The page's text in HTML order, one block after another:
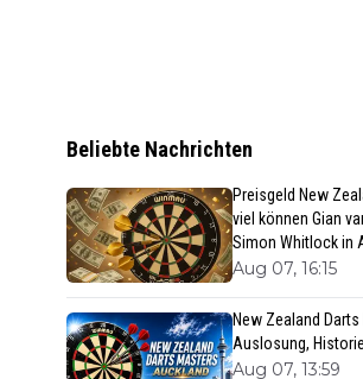
Beliebte Nachrichten
Preisgeld New
viel können Gian
Simon Whitlock in
Aug 07, 16:15
New Zealand
Auslosung,
Aug 07, 13:59